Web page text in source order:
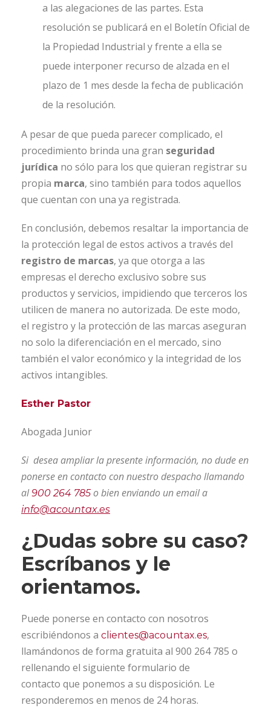
a las alegaciones de las partes. Esta
resolución se publicará en el Boletín Oficial de
la Propiedad Industrial y frente a ella se
puede interponer recurso de alzada en el
plazo de 1 mes desde la fecha de publicación
de la resolución.
A pesar de que pueda parecer complicado, el
procedimiento brinda una gran seguridad
jurídica no sólo para los que quieran registrar su
propia marca, sino también para todos aquellos
que cuentan con una ya registrada.
En conclusión, debemos resaltar la importancia de
la protección legal de estos activos a través del
registro de marcas, ya que otorga a las
empresas el derecho exclusivo sobre sus
productos y servicios, impidiendo que terceros los
utilicen de manera no autorizada. De este modo,
el registro y la protección de las marcas aseguran
no solo la diferenciación en el mercado, sino
también el valor económico y la integridad de los
activos intangibles.
Esther Pastor
Abogada Junior
Si desea ampliar la presente información, no dude en
ponerse en contacto con nuestro despacho llamando
al900 264 785o bien enviando un email a
info@acountax.es
¿Dudas sobre su caso?
Escríbanos y le
orientamos.
Puede ponerse en contacto con nosotros
escribiéndonos a clientes@acountax.es,
llamándonos de forma gratuita al 900 264 785 o
rellenando el siguiente formulario de
contacto que ponemos a su disposición. Le
responderemos en menos de 24 horas.